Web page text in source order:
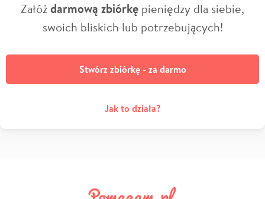
Załóżdarmową zbiórkę pieniędzy dla siebie,
swoich bliskich lub potrzebujących!
Stwórz zbiórkę - za darmo
Jak to działa?